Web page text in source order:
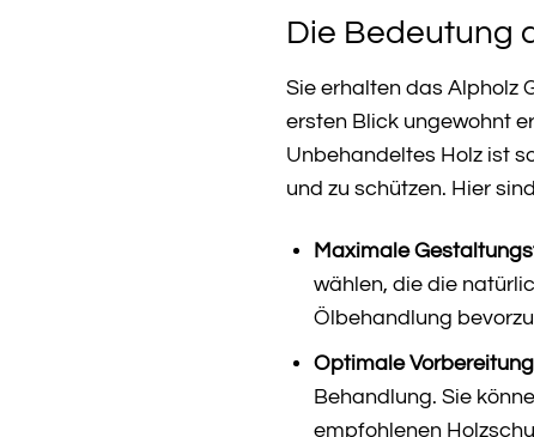
Die Bedeutung
Sie erhalten das Alpholz
ersten Blick ungewohnt
Unbehandeltes Holz ist
und zu schützen. Hier
Maximale
wählen, die die
Ölbehandlung
Optimale
Behandlung. Sie
empfohlenen